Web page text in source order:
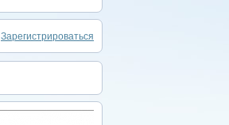
Зарегистрироваться